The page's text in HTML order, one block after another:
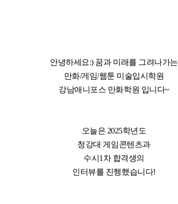
안녕하세요:) 꿈과 미래를 그려나가는
만화/게임/웹툰 미술입시학원
강남애니포스 만화학원 입니다~
오늘은 2025학년도
청강대 게임콘텐츠과
수시1차 합격생의
인터뷰를 진행했습니다!